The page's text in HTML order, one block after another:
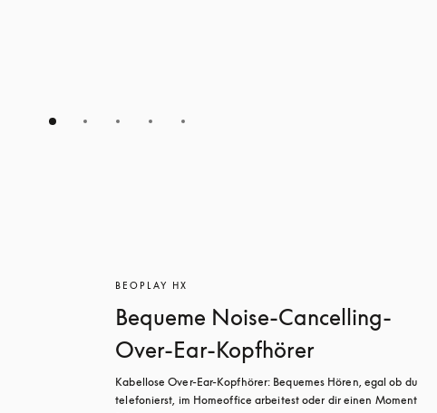
BEOPLAY HX
Bequeme Noise-Cancelling-
Over-Ear-Kopfhörer
Kabellose Over-Ear-Kopfhörer: Bequemes Hören, egal ob du
telefonierst, im Homeoffice arbeitest oder dir einen Moment